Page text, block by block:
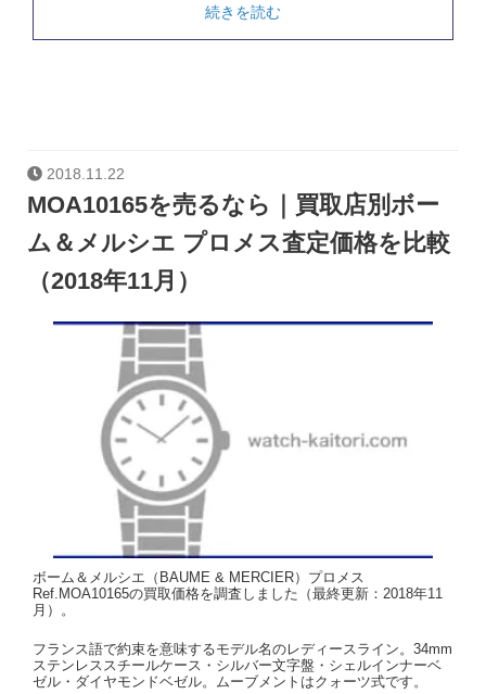
続きを読む
2018.11.22
MOA10165を売るなら｜買取店別ボー
ム＆メルシエ プロメス査定価格を比較
（2018年11月）
ボーム＆メルシエ（BAUME & MERCIER）プロメス
Ref.MOA10165の買取価格を調査しました（最終更新：2018年11
月）。
フランス語で約束を意味するモデル名のレディースライン。34mm
ステンレススチールケース・シルバー文字盤・シェルインナーベ
ゼル・ダイヤモンドベゼル。ムーブメントはクォーツ式です。